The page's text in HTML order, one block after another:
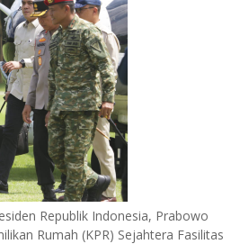
Republik Indonesia, Prabowo
Rumah (KPR) Sejahtera Fasilitas